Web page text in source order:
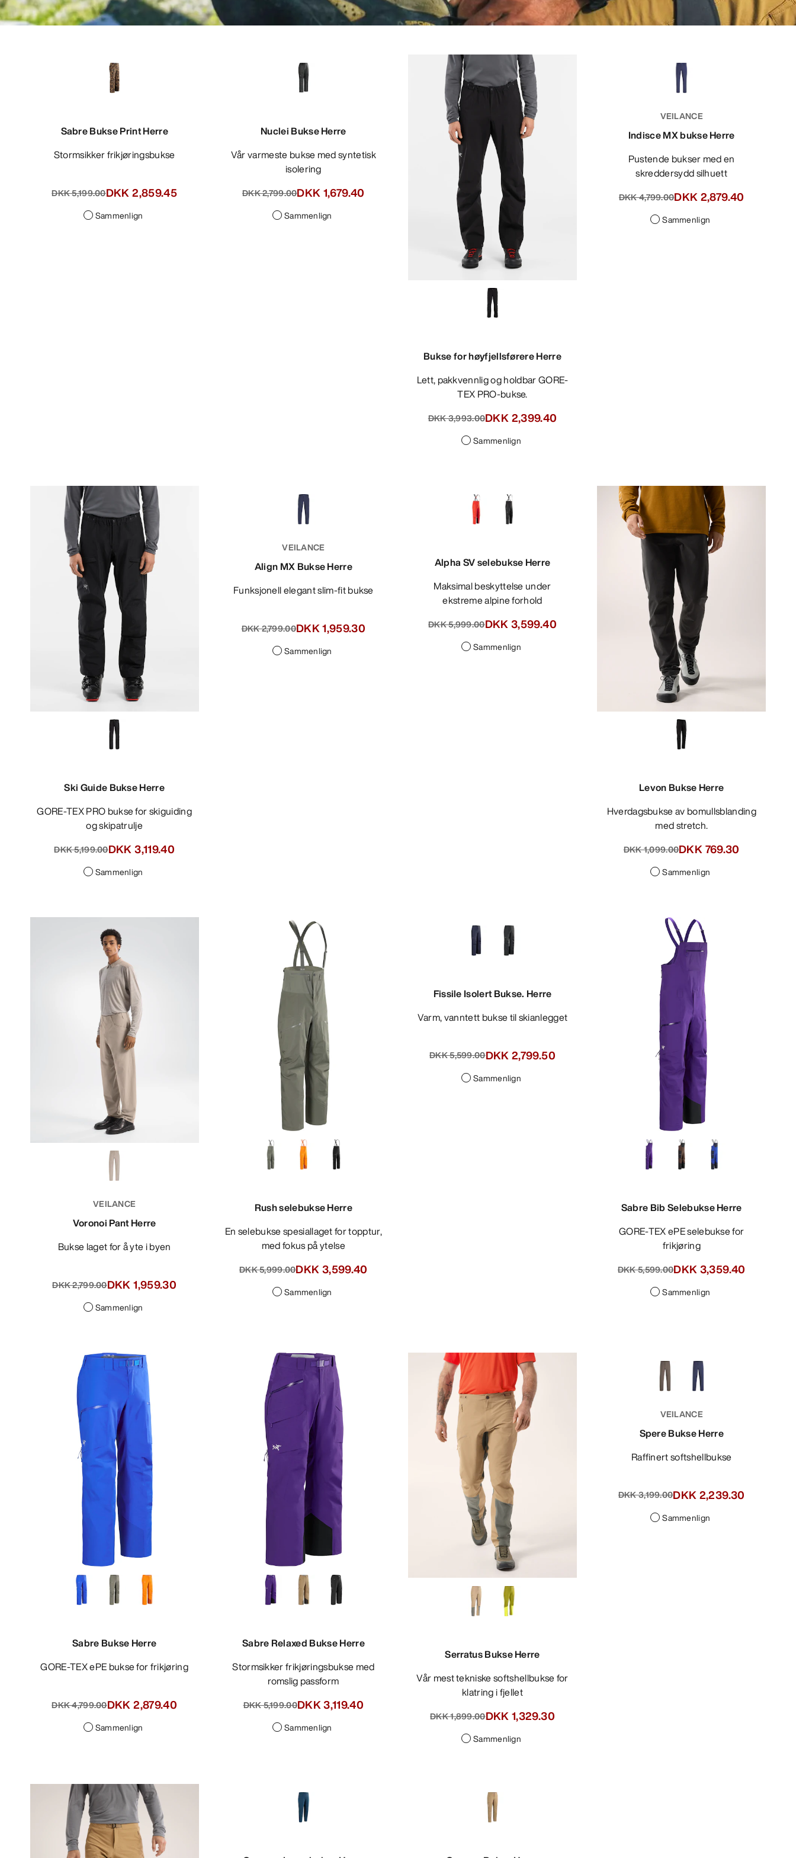
Sabre Bukse Print Herre
Stormsikker frikjøringsbukse
DKK 5,199.00DKK 2,859.45
Sammenlign
Nuclei Bukse Herre
Vår varmeste bukse med syntetisk
isolering
DKK 2,799.00DKK 1,679.40
Sammenlign
Bukse for høyfjellsførere Herre
Lett, pakkvennlig og holdbar GORE-
TEX PRO-bukse.
DKK 3,993.00DKK 2,399.40
Sammenlign
VEILANCE
Indisce MX bukse Herre
Pustende bukser med en
skreddersydd silhuett
DKK 4,799.00DKK 2,879.40
Sammenlign
Ski Guide Bukse Herre
GORE-TEX PRO bukse for skiguiding
og skipatrulje
DKK 5,199.00DKK 3,119.40
Sammenlign
VEILANCE
Align MX Bukse Herre
Funksjonell elegant slim-fit bukse
DKK 2,799.00DKK 1,959.30
Sammenlign
Alpha SV selebukse Herre
Maksimal beskyttelse under
ekstreme alpine forhold
DKK 5,999.00DKK 3,599.40
Sammenlign
Levon Bukse Herre
Hverdagsbukse av bomullsblanding
med stretch.
DKK 1,099.00DKK 769.30
Sammenlign
VEILANCE
Voronoi Pant Herre
Bukse laget for å yte i byen
DKK 2,799.00DKK 1,959.30
Sammenlign
Rush selebukse Herre
En selebukse spesiallaget for topptur,
med fokus på ytelse
DKK 5,999.00DKK 3,599.40
Sammenlign
Fissile Isolert Bukse. Herre
Varm, vanntett bukse til skianlegget
DKK 5,599.00DKK 2,799.50
Sammenlign
Sabre Bib Selebukse Herre
GORE-TEX ePE selebukse for
frikjøring
DKK 5,599.00DKK 3,359.40
Sammenlign
Sabre Bukse Herre
GORE-TEX ePE bukse for frikjøring
DKK 4,799.00DKK 2,879.40
Sammenlign
Sabre Relaxed Bukse Herre
Stormsikker frikjøringsbukse med
romslig passform
DKK 5,199.00DKK 3,119.40
Sammenlign
Serratus Bukse Herre
Vår mest tekniske softshellbukse for
klatring i fjellet
DKK 1,899.00DKK 1,329.30
Sammenlign
VEILANCE
Spere Bukse Herre
Raffinert softshellbukse
DKK 3,199.00DKK 2,239.30
Sammenlign